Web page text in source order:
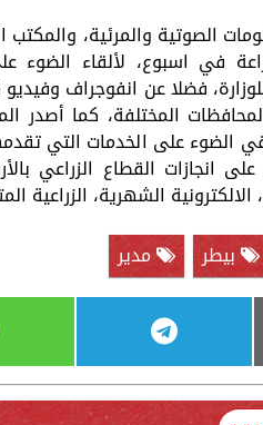
الصوتية والمرئية،
في اسبوع، لألقاء
للوزارة، فضلا عن انفوجراف
المختلفة، كما أصدر
الضوء على الخدمات التي
الشهرية، الزراعية
بيطر مدير